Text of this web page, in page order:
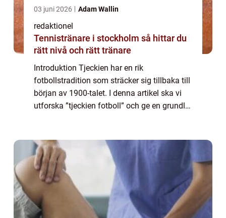
03 juni 2026 Adam Wallin
redaktionel
Tennistränare i stockholm så hittar du
rätt nivå och rätt tränare
Introduktion Tjeckien har en rik
fotbollstradition som sträcker sig tillbaka till
början av 1900-talet. I denna artikel ska vi
utforska ”tjeckien fotboll” och ge en grundlig